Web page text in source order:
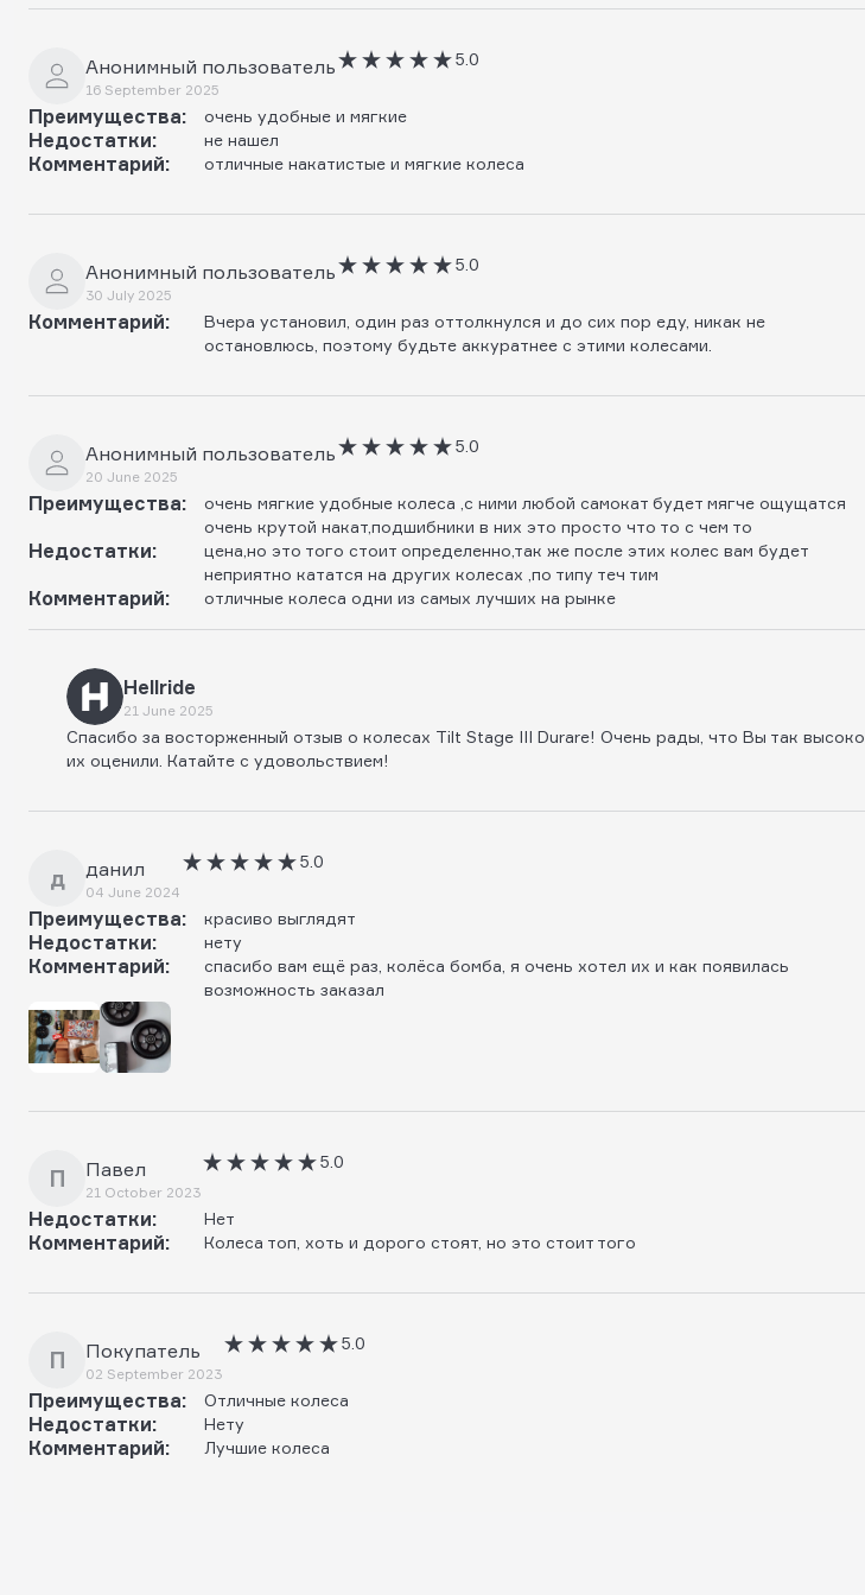
Анонимный пользователь
16 September 2025
5.0
Преимущества: очень удобные и мягкие
Недостатки: не нашел
Комментарий: отличные накатистые и мягкие колеса
Анонимный пользователь
30 July 2025
5.0
Комментарий:
Вчера установил, один раз оттолкнулся и до сих пор еду, никак не
остановлюсь, поэтому будьте аккуратнее с этими колесами.
Анонимный пользователь
20 June 2025
5.0
Преимущества:
очень мягкие удобные колеса ,с ними любой самокат будет мягче ощущатся
очень крутой накат,подшибники в них это просто что то с чем то
Недостатки:
цена,но это того стоит определенно,так же после этих колес вам будет
неприятно кататся на других колесах ,по типу теч тим
Комментарий: отличные колеса одни из самых лучших на рынке
Hellride
21 June 2025
Спасибо за восторженный отзыв о колесах Tilt Stage III Durare! Очень рады, что Вы так высоко
их оценили. Катайте с удовольствием!
д данил
04 June 2024
5.0
Преимущества: красиво выглядят
Недостатки: нету
Комментарий:
спасибо вам ещё раз, колёса бомба, я очень хотел их и как появилась
возможность заказал
П Павел
21 October 2023
5.0
Недостатки: Нет
Комментарий: Колеса топ, хоть и дорого стоят, но это стоит того
П Покупатель
02 September 2023
5.0
Преимущества: Отличные колеса
Недостатки: Нету
Комментарий: Лучшие колеса